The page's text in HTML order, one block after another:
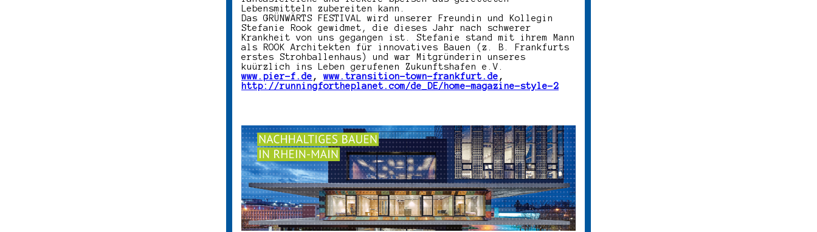
Lebensmitteln zubereiten kann.
Das GRÜNWÄRTS FESTIVAL wird unserer Freundin und Kollegin
Stefanie Rook gewidmet, die dieses Jahr nach schwerer
Krankheit von uns gegangen ist. Stefanie stand mit ihrem Mann
als ROOK Architekten für innovatives Bauen (z. B. Frankfurts
erstes Strohballenhaus) und war Mitgründerin unseres
kuürzlich ins Leben gerufenen Zukunftshafen e.V.
www.pier-f.de ,www.transition-town-frankfurt.de ,
http://runningfortheplanet.com/de_DE/home-magazine-style-2